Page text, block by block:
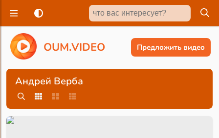
OUM.VIDEO Предложить видео
Андрей Верба